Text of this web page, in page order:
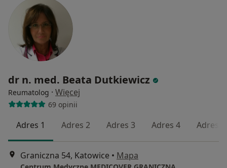
dr n. med. Beata Dutkiewicz
Reumatolog · Więcej
69 opinii
Adres 1 Adres 2 Adres 3 Adres 4 Adres 5
Graniczna 54, Katowice • Mapa